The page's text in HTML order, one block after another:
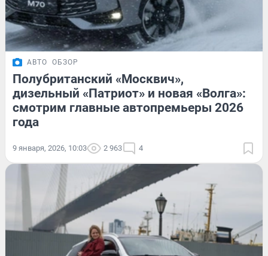
АВТО ОБЗОР
Полубританский «Москвич»,
дизельный «Патриот» и новая «Волга»:
смотрим главные автопремьеры 2026
года
9 января, 2026, 10:03 2 963 4